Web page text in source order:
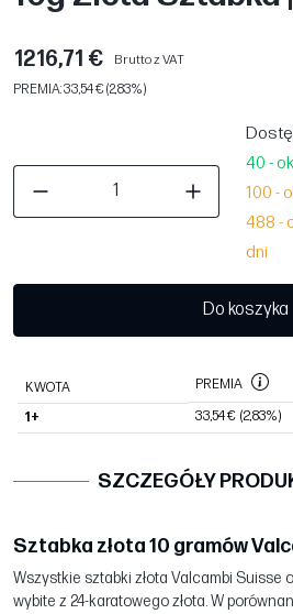
1216,71 €
Brutto z VAT
PREMIA: 33,54 € (2,83%)
40 -
100 -
488 -
dni
Do koszyka
KWOTA PREMIA
1+ 33,54 € (2,83%)
SZCZEGÓŁY
Sztabka złota 10 gramów
Wszystkie sztabki złota Valcambi Suisse
wybite z 24-karatowego złota. W